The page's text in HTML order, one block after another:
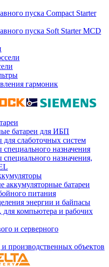
пуска Compact Starter
пуска Soft Starter MCD
гармоник
батареи для ИБП
слаботочных систем
назначения
назначения,
аккумуляторные батареи
питания
энергии и байпасы
компьютера и рабочих
и серверного
объектов